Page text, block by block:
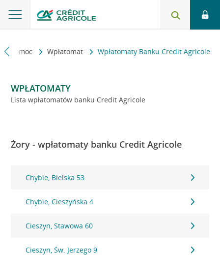
i pomoc Wpłatomat Wpłatomaty Banku Credit Agricole
WPŁATOMATY
Lista wpłatomatów banku Credit Agricole
Żory - wpłatomaty banku Credit Agricole
Chybie, Bielska 53
Chybie, Cieszyńska 4
Cieszyn, Stawowa 60
Cieszyn, Św. Jerzego 9